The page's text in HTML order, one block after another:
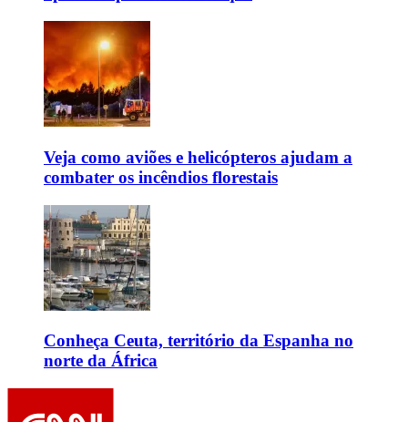
Veja como aviões e helicópteros ajudam a
combater os incêndios florestais
Conheça Ceuta, território da Espanha no
norte da África